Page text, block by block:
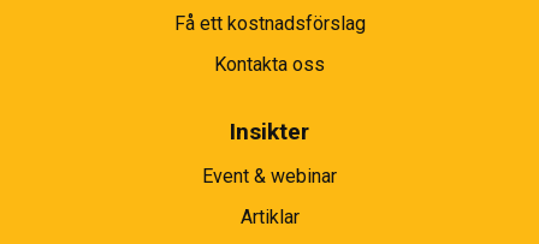
Få ett kostnadsförslag
Kontakta oss
Insikter
Event & webinar
Artiklar